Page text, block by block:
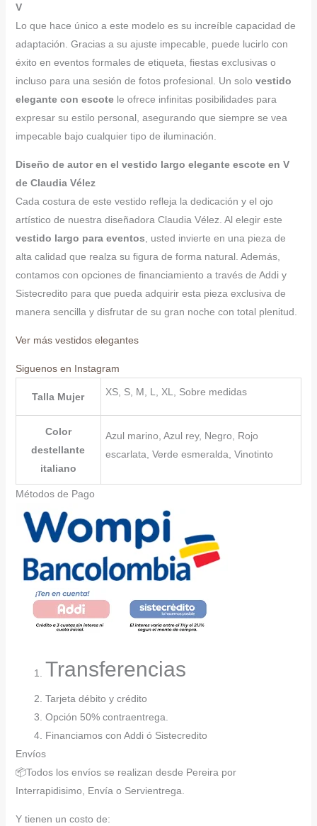
V
Lo que hace único a este modelo es su increíble capacidad de
adaptación. Gracias a su ajuste impecable, puede lucirlo con
éxito en eventos formales de etiqueta, fiestas exclusivas o
incluso para una sesión de fotos profesional. Un solo vestido
elegante con escotele ofrece infinitas posibilidades para
expresar su estilo personal, asegurando que siempre se vea
impecable bajo cualquier tipo de iluminación.
Diseño de autor en el vestido largo elegante escote en V
de Claudia Vélez
Cada costura de este vestido refleja la dedicación y el ojo
artístico de nuestra diseñadora Claudia Vélez. Al elegir este
vestido largo para eventos, usted invierte en una pieza de
alta calidad que realza su figura de forma natural. Además,
contamos con opciones de financiamiento a través de Addi y
Sistecredito para que pueda adquirir esta pieza exclusiva de
manera sencilla y disfrutar de su gran noche con total plenitud.
Ver más vestidos elegantes
Siguenos en Instagram
Talla Mujer XS, S, M, L, XL, Sobre medidas
Color
destellante
italiano
Azul marino, Azul rey, Negro, Rojo
escarlata, Verde esmeralda, Vinotinto
Métodos de Pago
Transferencias
Tarjeta débito y crédito
Opción 50% contraentrega.
Financiamos con Addi ó Sistecredito
Envíos
📦Todos los envíos se realizan desde Pereira por
Interrapidisimo, Envía o Servientrega.
Y tienen un costo de: